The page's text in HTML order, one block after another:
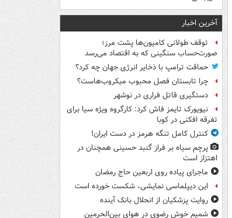
آخرین اخبار
توقف طولانی کامیون‌ها پشت مرز؛
صورت‌حساب سنگینی که به اقتصاد می‌رسد
حماقت ترامپ با ذخایر انرژی جهان چه کرد؟
چرا تابستان فصل محبوب میکروب‌هاست؟
دستگیری قاتل فراری در نوشهر
نیویورک تایمز فاش کرد: کارگروه ویژه سیا برای
تفرقه افکنی در کوبا
کنترل کامل تنگه هرمز در دست ایران!
پرچم سیاه بر فراز گنبد حسینی همچنان در
اهتزاز است
ماجرای پیاده روی اربعین حاج رمضان
این دیپلماسی نمایشی، شکست خورده است
روایت پزشکیان از انحلال بانک آینده
شمیم خوش رضوی در هوای بین‌الحرمین